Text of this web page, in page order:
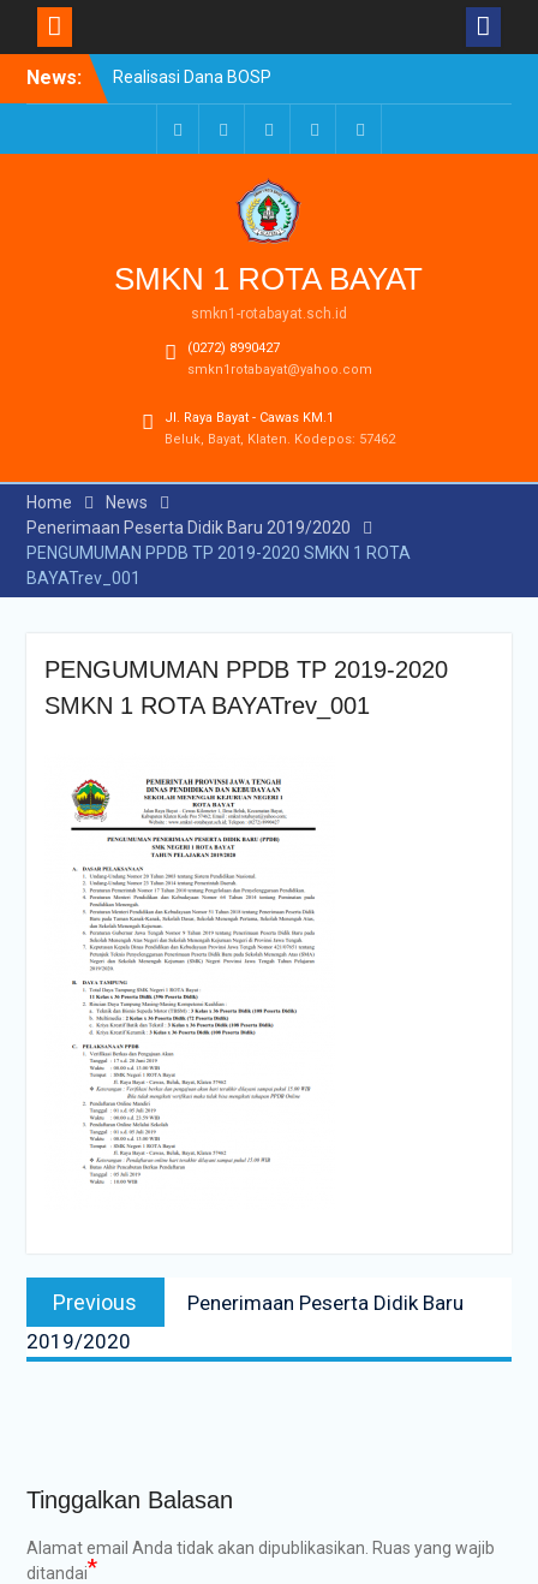
News:
Realisasi Dana BOSP
Reguler Tahap 1 Tahun
SPMB SMKN 1 ROTA Bayat
Tahun Ajaran 2026/2027
Pengumuman Kelulusan
FacebookTwitterLinkedInYoutubeInstagram
SMKN 1 ROTA BAYAT
smkn1-rotabayat.sch.id
(0272) 8990427
smkn1rotabayat@yahoo.com
Jl. Raya Bayat - Cawas KM.1
Beluk, Bayat, Klaten. Kodepos: 57462
Home
News
Penerimaan Peserta Didik Baru 2019/2020
PENGUMUMAN PPDB TP 2019-2020 SMKN 1 ROTA
BAYATrev_001
PENGUMUMAN PPDB TP 2019-2020
SMKN 1 ROTA BAYATrev_001
Navigasi
posPrevious
post:
Penerimaan Peserta Didik Baru
2019/2020
Tinggalkan Balasan
Alamat email Anda tidak akan dipublikasikan. Ruas yang wajib
ditandai*